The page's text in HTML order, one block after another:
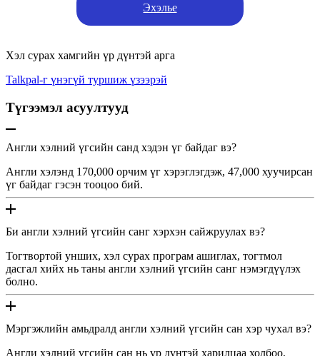
Эхэлье
Хэл сурах хамгийн үр дүнтэй арга
Talkpal-г үнэгүй туршиж үзээрэй
Түгээмэл асуултууд
Англи хэлний үгсийн санд хэдэн үг байдаг вэ?
Англи хэлэнд 170,000 орчим үг хэрэглэгдэж, 47,000 хуучирсан
үг байдаг гэсэн тооцоо бий.
Би англи хэлний үгсийн санг хэрхэн сайжруулах вэ?
Тогтвортой унших, хэл сурах програм ашиглах, тогтмол
дасгал хийх нь таны англи хэлний үгсийн санг нэмэгдүүлэх
болно.
Мэргэжлийн амьдралд англи хэлний үгсийн сан хэр чухал вэ?
Англи хэлний үгсийн сан нь үр дүнтэй харилцаа холбоо,